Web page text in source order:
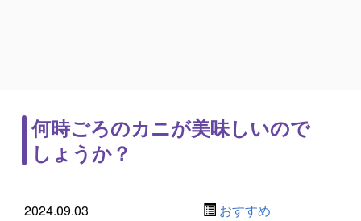
何時ごろのカニが美味しいので
しょうか？
2024.09.03 おすすめ